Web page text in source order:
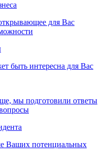
для Вас
быть интересна для Вас
мы подготовили ответы
Ваших потенциальных